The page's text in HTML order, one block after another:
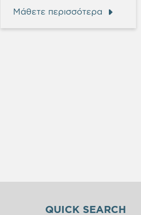
Μάθετε περισσότερα
QUICK SEARCH